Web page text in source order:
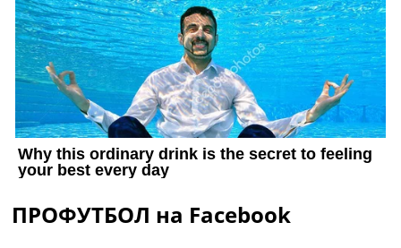
ПРОФУТБОЛ на Facebook